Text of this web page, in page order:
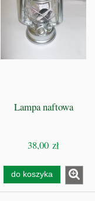
Lampa naftowa
38,00 zł
do koszyka